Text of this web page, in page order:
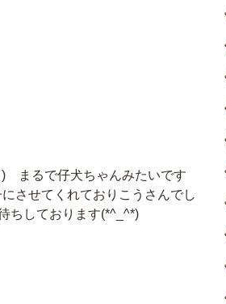
) まるで仔犬ちゃんみたいです
させてくれておりこうさんでし
しております(*^_^*)